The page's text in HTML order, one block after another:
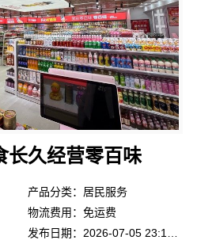
长久经营零百味
产品分类：居民服务
物流费用：免运费